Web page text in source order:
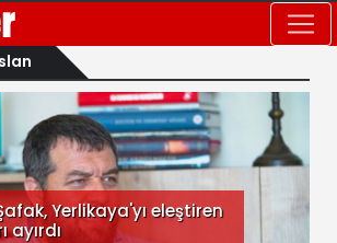
Yerlikaya'yı eleştiren
ayırdı